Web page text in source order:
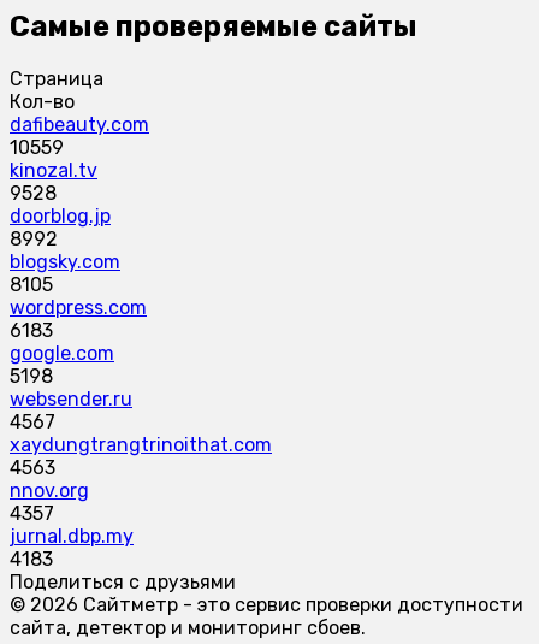
Самые проверяемые сайты
Страница
Кол-во
dafibeauty.com
10559
kinozal.tv
9528
doorblog.jp
8992
blogsky.com
8105
wordpress.com
6183
google.com
5198
websender.ru
4567
xaydungtrangtrinoithat.com
4563
nnov.org
4357
jurnal.dbp.my
4183
Поделиться с друзьями
© 2026 Сайтметр - это сервис проверки доступности
сайта, детектор и мониторинг сбоев.